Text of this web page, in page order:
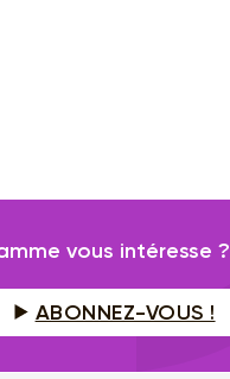
vous intéresse ?
ABONNEZ-VOUS !